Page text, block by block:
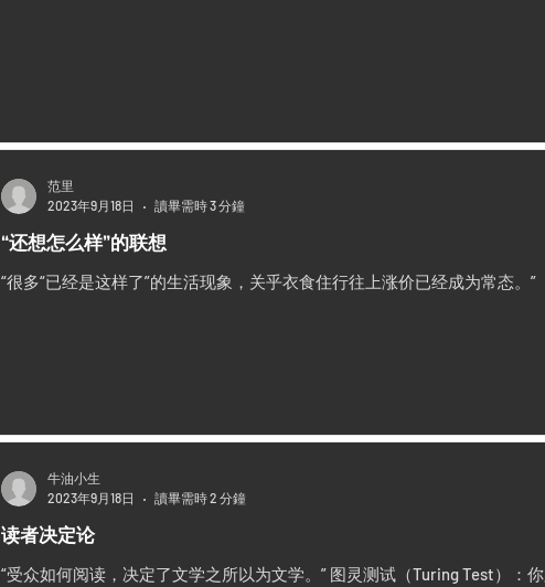
“还想怎么样”的联想
“很多“已经是这样了”的生活现象，关乎衣食住行往上涨价已经成为常态。”
范里
2023年9月18日
讀畢需時 3 分鐘
读者决定论
“受众如何阅读，决定了文学之所以为文学。” 图灵测试（Turing Test）：
牛油小生
2023年9月18日
讀畢需時 2 分鐘